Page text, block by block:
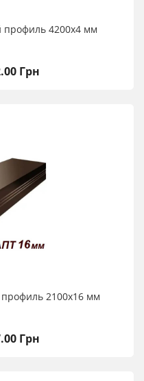
4200х4 мм
Грн
2100х16 мм
Грн